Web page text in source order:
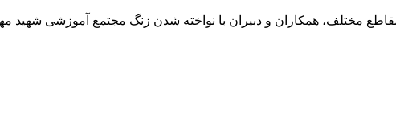
مختلف، همکاران و دبیران با نواخته شدن زنگ مجتمع آموزشی شهید مهدوی سال